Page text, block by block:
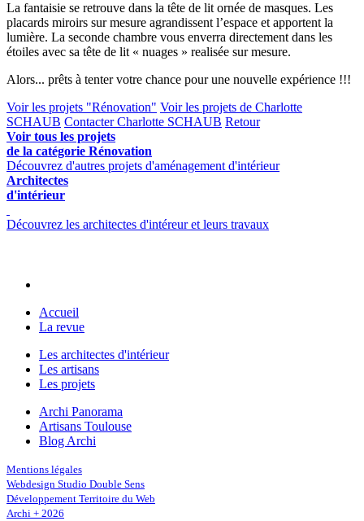
La fantaisie se retrouve dans la tête de lit ornée de masques. Les
placards miroirs sur mesure agrandissent l’espace et apportent la
lumière. La seconde chambre vous enverra directement dans les
étoiles avec sa tête de lit « nuages » realisée sur mesure.
Alors... prêts à tenter votre chance pour une nouvelle expérience !!!
Voir les projets "Rénovation" Voir les projets de Charlotte
SCHAUB Contacter Charlotte SCHAUB Retour
Voir tous les projets
de la catégorie Rénovation
Découvrez d'autres projets d'aménagement d'intérieur
Architectes
d'intérieur
Découvrez les architectes d'intéreur et leurs travaux
Accueil
La revue
Les architectes d'intérieur
Les artisans
Les projets
Archi Panorama
Artisans Toulouse
Blog Archi
Mentions légales
Webdesign Studio Double Sens
Développement Territoire du Web
Archi + 2026